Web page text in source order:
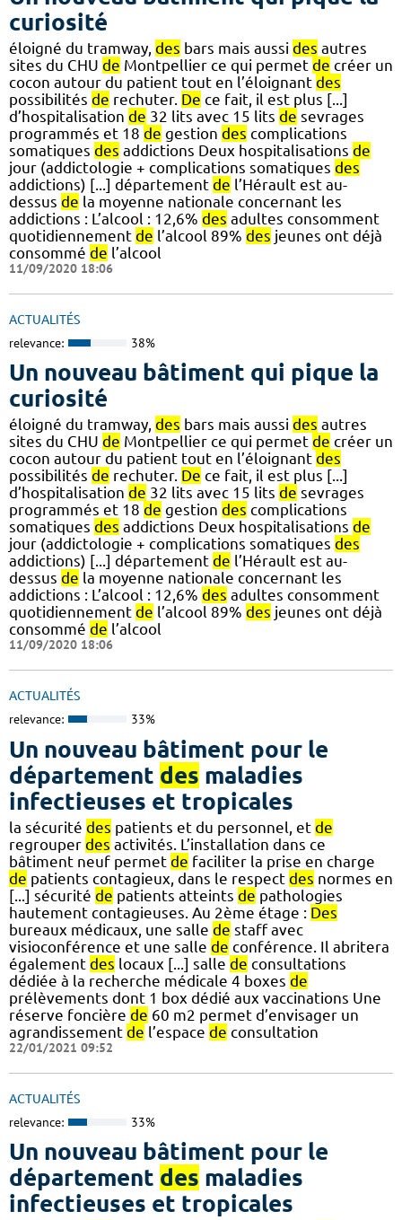
curiosité
éloigné du tramway, des bars mais aussi des autres
sites du CHU de Montpellier ce qui permet de créer un
cocon autour du patient tout en l’éloignant des
possibilités de rechuter. De ce fait, il est plus [...]
d’hospitalisation de 32 lits avec 15 lits de sevrages
programmés et 18 de gestion des complications
somatiques des addictions Deux hospitalisations de
jour (addictologie + complications somatiques des
addictions) [...] département de l’Hérault est au-
dessus de la moyenne nationale concernant les
addictions : L’alcool : 12,6% des adultes consomment
quotidiennement de l’alcool 89% des jeunes ont déjà
consommé de l’alcool
11/09/2020 18:06
ACTUALITÉS
relevance: 38%
Un nouveau bâtiment qui pique la
curiosité
éloigné du tramway, des bars mais aussi des autres
sites du CHU de Montpellier ce qui permet de créer un
cocon autour du patient tout en l’éloignant des
possibilités de rechuter. De ce fait, il est plus [...]
d’hospitalisation de 32 lits avec 15 lits de sevrages
programmés et 18 de gestion des complications
somatiques des addictions Deux hospitalisations de
jour (addictologie + complications somatiques des
addictions) [...] département de l’Hérault est au-
dessus de la moyenne nationale concernant les
addictions : L’alcool : 12,6% des adultes consomment
quotidiennement de l’alcool 89% des jeunes ont déjà
consommé de l’alcool
11/09/2020 18:06
ACTUALITÉS
relevance: 33%
Un nouveau bâtiment pour le
département des maladies
infectieuses et tropicales
la sécurité des patients et du personnel, et de
regrouper des activités. L’installation dans ce
bâtiment neuf permet de faciliter la prise en charge
de patients contagieux, dans le respect des normes en
[...] sécurité de patients atteints de pathologies
hautement contagieuses. Au 2ème étage : Des
bureaux médicaux, une salle de staff avec
visioconférence et une salle de conférence. Il abritera
également des locaux [...] salle de consultations
dédiée à la recherche médicale 4 boxes de
prélèvements dont 1 box dédié aux vaccinations Une
réserve foncière de 60 m2 permet d’envisager un
agrandissement de l’espace de consultation
22/01/2021 09:52
ACTUALITÉS
relevance: 33%
Un nouveau bâtiment pour le
département des maladies
infectieuses et tropicales